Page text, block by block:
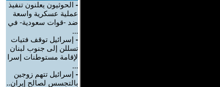
- الحوثيون يعلنون تنفيذ
عملية عسكرية واسعة
ضد -قوات سعودية- في
...
- إسرائيل توقف فتيات
تسللن إلى جنوب لبنان
لإقامة مستوطنات إسرا
...
- إسرائيل تتهم زوجين
بالتجسس لصالح إيران..